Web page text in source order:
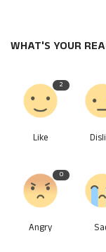
WHAT'S YOUR
2
Like
0
Angry